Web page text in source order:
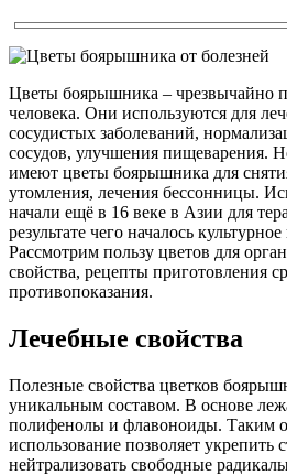
Цветы боярышника – чрезвычайно
человека. Они используются для
сосудистых заболеваний,
сосудов, улучшения пищеварения.
имеют цветы боярышника для
утомления, лечения бессонницы.
начали ещё в 16 веке в Азии для
результате чего началось
Рассмотрим пользу цветов для
свойства, рецепты приготовления
противопоказания.
Лечебные свойства
Полезные свойства цветков
уникальным составом. В основе
полифенолы и флавоноиды. Таким
использование позволяет укрепить
нейтрализовать свободные